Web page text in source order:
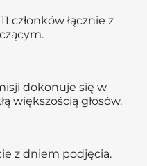
członków łącznie z
dokonuje się w
większością głosów.
z dniem podjęcia.